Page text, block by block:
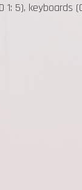
5), keyboards